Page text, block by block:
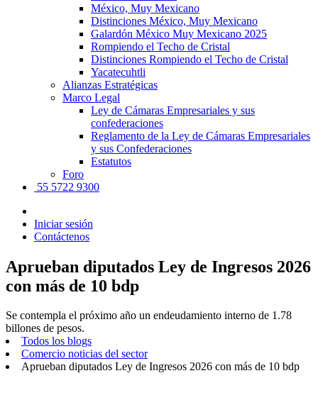
México, Muy Mexicano
Distinciones México, Muy Mexicano
Galardón México Muy Mexicano 2025
Rompiendo el Techo de Cristal
Distinciones Rompiendo el Techo de Cristal
Yacatecuhtli
Alianzas Estratégicas
Marco Legal
Ley de Cámaras Empresariales y sus
confederaciones
Reglamento de la Ley de Cámaras Empresariales
y sus Confederaciones
Estatutos
Foro
55 5722 9300
Iniciar sesión
Contáctenos
Aprueban diputados Ley de Ingresos 2026
con más de 10 bdp
Se contempla el próximo año un endeudamiento interno de 1.78
billones de pesos.
Todos los blogs
Comercio noticias del sector
Aprueban diputados Ley de Ingresos 2026 con más de 10 bdp